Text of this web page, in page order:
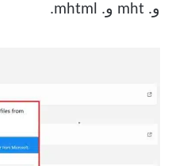
و. mht و. mhtml.